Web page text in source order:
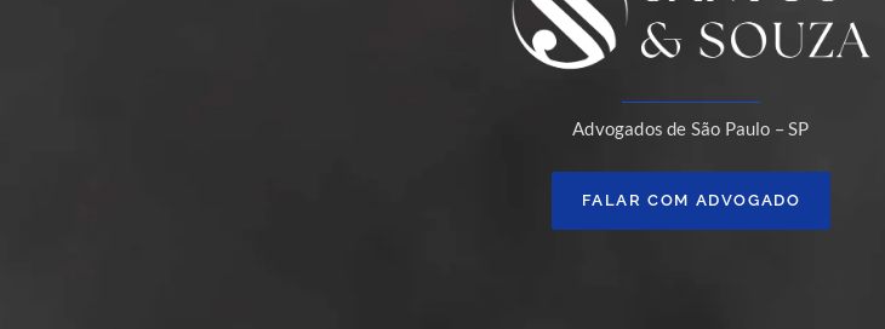
Advogados de São Paulo – SP
FALAR COM ADVOGADO